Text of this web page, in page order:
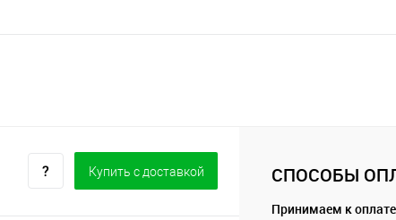
Купить c доставкой СПОСОБЫ
Принимаем к оплате